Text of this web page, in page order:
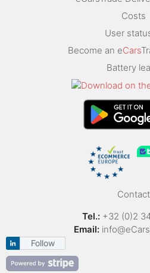
Costs
User
Become an eCars
Battery
Contact
Tel.: +32 (0)2
Email:
Follow